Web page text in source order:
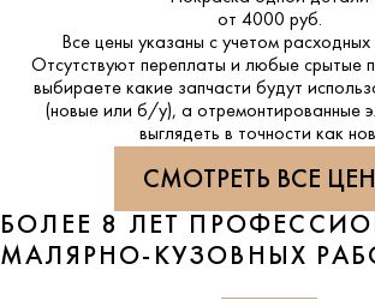
от 4000 руб.
Все цены указаны с учетом
Отсутствуют переплаты и любые срытые
выбираете какие запчасти будут
(новые или б/у), а отремонтированные
выглядеть в точности как
СМОТРЕТЬ ВСЕ
БОЛЕЕ 8 ЛЕТ
МАЛЯРНО-КУЗОВНЫХ